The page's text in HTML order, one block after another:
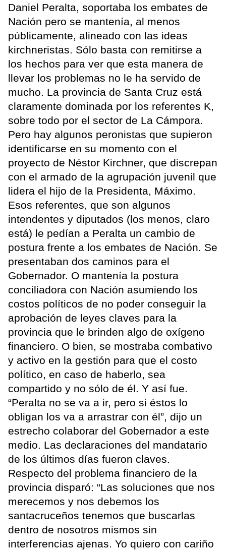
Daniel Peralta, soportaba los embates de
Nación pero se mantenía, al menos
públicamente, alineado con las ideas
kirchneristas. Sólo basta con remitirse a
los hechos para ver que esta manera de
llevar los problemas no le ha servido de
mucho. La provincia de Santa Cruz está
claramente dominada por los referentes K,
sobre todo por el sector de La Cámpora.
Pero hay algunos peronistas que supieron
identificarse en su momento con el
proyecto de Néstor Kirchner, que discrepan
con el armado de la agrupación juvenil que
lidera el hijo de la Presidenta, Máximo.
Esos referentes, que son algunos
intendentes y diputados (los menos, claro
está) le pedían a Peralta un cambio de
postura frente a los embates de Nación. Se
presentaban dos caminos para el
Gobernador. O mantenía la postura
conciliadora con Nación asumiendo los
costos políticos de no poder conseguir la
aprobación de leyes claves para la
provincia que le brinden algo de oxígeno
financiero. O bien, se mostraba combativo
y activo en la gestión para que el costo
político, en caso de haberlo, sea
compartido y no sólo de él. Y así fue.
“Peralta no se va a ir, pero si éstos lo
obligan los va a arrastrar con él”, dijo un
estrecho colaborar del Gobernador a este
medio. Las declaraciones del mandatario
de los últimos días fueron claves.
Respecto del problema financiero de la
provincia disparó: “Las soluciones que nos
merecemos y nos debemos los
santacruceños tenemos que buscarlas
dentro de nosotros mismos sin
interferencias ajenas. Yo quiero con cariño